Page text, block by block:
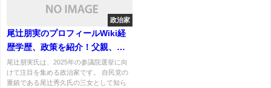
政治家
尾辻朋実のプロフィールWiki経
歴学歴、政策を紹介！父親、母
などの家族構成！
尾辻朋実氏は、2025年の参議院選挙に向
けて注目を集める政治家です。 自民党の
重鎮である尾辻秀久氏の三女として知ら